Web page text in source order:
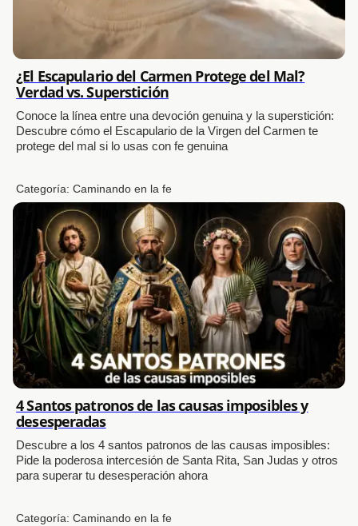
¿El Escapulario del Carmen Protege del Mal?
Verdad vs. Superstición
Conoce la línea entre una devoción genuina y la superstición:
Descubre cómo el Escapulario de la Virgen del Carmen te
protege del mal si lo usas con fe genuina
Categoría:Caminando en la fe
4 Santos patronos de las causas imposibles y
desesperadas
Descubre a los 4 santos patronos de las causas imposibles:
Pide la poderosa intercesión de Santa Rita, San Judas y otros
para superar tu desesperación ahora
Categoría:Caminando en la fe